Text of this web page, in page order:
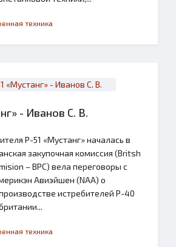
техника
- Иванов С. В.
Р-51 «Мустанг» началась в
закупочная комиссия (Britsh
– ВРС) вела переговоры с
Авиэйшен (NAA) о
истребителей Р-40
техника